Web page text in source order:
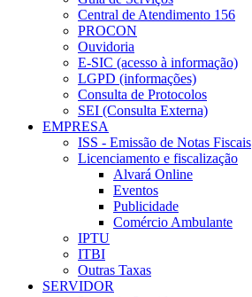
Central de Atendimento 156
PROCON
Ouvidoria
E-SIC (acesso à informação)
LGPD (informações)
Consulta de Protocolos
SEI (Consulta Externa)
EMPRESA
ISS - Emissão de Notas Fiscais
Licenciamento e fiscalização
Alvará Online
Eventos
Publicidade
Comércio Ambulante
IPTU
ITBI
Outras Taxas
SERVIDOR